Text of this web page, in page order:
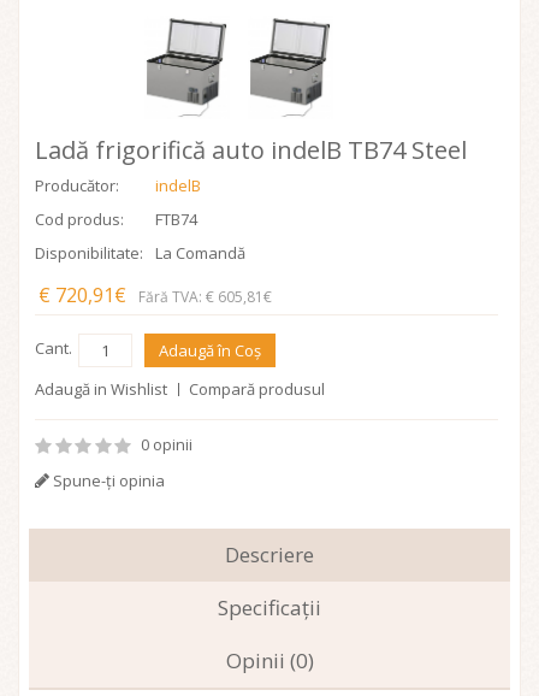
Ladă frigorifică auto indelB TB74 Steel
Producător:
indelB
Cod produs:
FTB74
Disponibilitate:
La Comandă
€ 720,91€ Fără TVA: € 605,81€
Cant.
Adaugă în Coş
Adaugă in Wishlist
Compară produsul
0 opinii
Spune-ţi opinia
Descriere
Specificaţii
Opinii (0)